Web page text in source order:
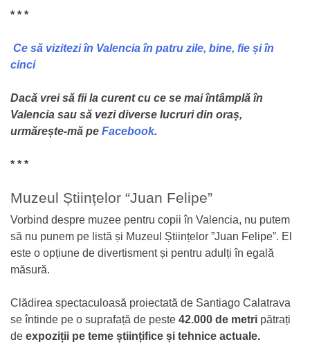
* * *
Ce să vizitezi în Valencia în patru zile, bine, fie și în
cinci
Dacă vrei să fii la curent cu ce se mai întâmplă în
Valencia sau să vezi diverse lucruri din oraș,
urmărește-mă pe Facebook.
* * *
Muzeul Științelor “Juan Felipe”
Vorbind despre muzee pentru copii în Valencia, nu putem
să nu punem pe listă și Muzeul Științelor ”Juan Felipe”. El
este o opțiune de divertisment și pentru adulți în egală
măsură.
Clădirea spectaculoasă proiectată de Santiago Calatrava
se întinde pe o suprafață de peste 42.000 de metri pătrați
de expoziții pe teme științifice și tehnice actuale.